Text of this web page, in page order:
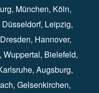
⁠, München, Köln⁠,
Düsseldorf⁠, Leipzig⁠,
Dresden⁠, Hannover⁠,
Wuppertal⁠⁠, Bielefeld⁠⁠,
⁠, Augsburg⁠,
⁠, Gelsenkirchen⁠⁠,